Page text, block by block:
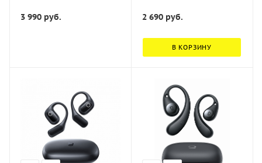
3 990 руб. 2 690 руб.
В КОРЗИНУ